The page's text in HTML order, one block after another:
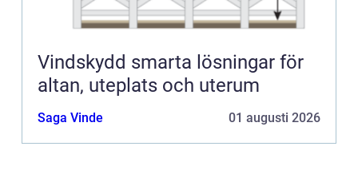
Vindskydd smarta lösningar för
altan, uteplats och uterum
Saga Vinde 01 augusti 2026